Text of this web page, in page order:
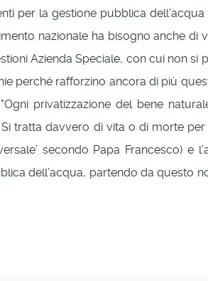
per la gestione pubblica
nazionale ha bisogno anche di
Azienda Speciale, con cui non
perché rafforzino ancora di più
privatizzazione del bene
tratta davvero di vita o di morte
secondo Papa Francesco) e
dell’acqua, partendo da questo